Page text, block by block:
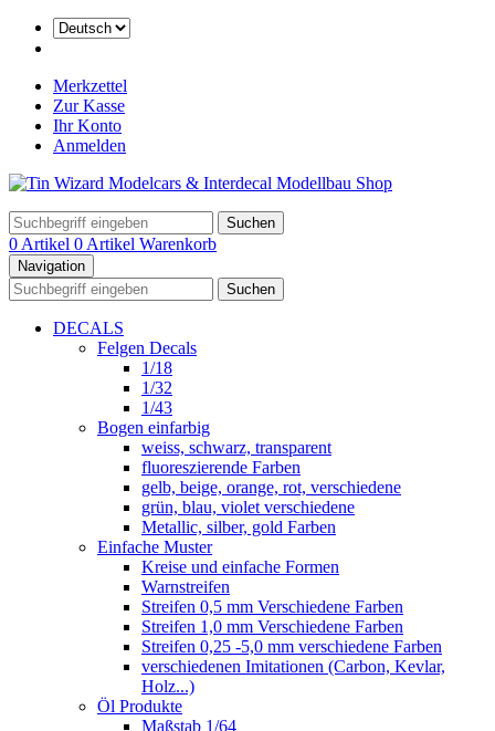
Merkzettel
Zur Kasse
Ihr Konto
Anmelden
Suchen
0 Artikel 0 Artikel Warenkorb
Navigation
Suchen
DECALS
Felgen Decals
1/18
1/32
1/43
Bogen einfarbig
weiss, schwarz, transparent
fluoreszierende Farben
gelb, beige, orange, rot, verschiedene
grün, blau, violet verschiedene
Metallic, silber, gold Farben
Einfache Muster
Kreise und einfache Formen
Warnstreifen
Streifen 0,5 mm Verschiedene Farben
Streifen 1,0 mm Verschiedene Farben
Streifen 0,25 -5,0 mm verschiedene Farben
verschiedenen Imitationen (Carbon, Kevlar,
Holz...)
Öl Produkte
Maßstab 1/64